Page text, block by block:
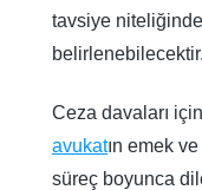
tavsiye
belirlenebilecektir.
Ceza davaları
avukatın emek
süreç boyunca